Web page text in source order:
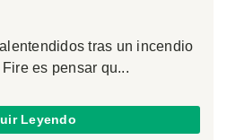
tras un incendio
es pensar qu...
Leyendo